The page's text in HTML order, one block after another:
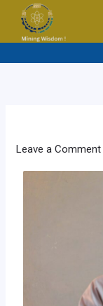
content
Leave a Comment